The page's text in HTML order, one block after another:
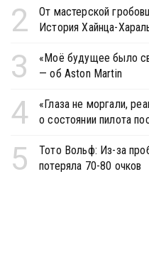
2
От мастерской
История Хайнца-
3
«Моё будущее было
— об Aston Martin
4
«Глаза не моргали,
о состоянии пилота
5
Тото Вольф: Из-за
потеряла 70-80 очков